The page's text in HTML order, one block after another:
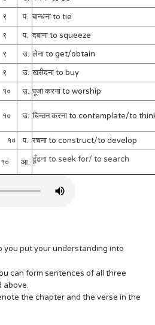
९ प. बान्धना to tie
९ प. दबाना to squeeze
९ उ. लेना to get/obtain
९ उ. खरीदना to buy
१० उ. पूजा करना to worship
१० उ. चिन्तन करना to contemplate/to
१० प. रचना to construct/to develop
१० आ. ढूँढना to seek for/ to search
you put your understanding into
can form sentences of all three
above.
the chapter and the verse in the